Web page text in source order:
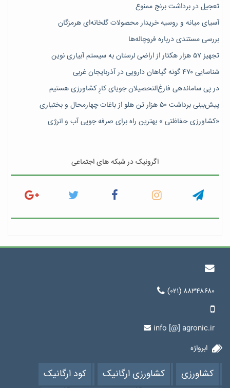
تعجیل در برداشت برنج ممنوع
آسیای میانه و روسیه خریدار محصولات گلخانه‌ای هرمزگان
بررسی مستندی درباره فروچاله‌ها
تجهیز ۵۷ هزار هکتار از اراضی لرستان به سیستم آبیاری نوین
شناسایی ۴۷٠ گونه گیاهان دارویی در آذربایجان غربی
در پی ساماندهی فارغ‌التحصیلان جویای کارِ کشاورزی هستیم
پیش‎‌بینی برداشت ۵۰ هزار تن هلو از باغات چهارمحال و بختیاری
«کشاورزی حفاظتی » بهترین راه برای صرفه جویی آب و انرژی
اگرونیک در شبکه های اجتماعی
(۰۲۱) ۸۸۳۴۸۶۸۰
info [@] agronic.ir
ابرواژه
کشاورزی کشاورزی ارگانیک کود ارگانیک